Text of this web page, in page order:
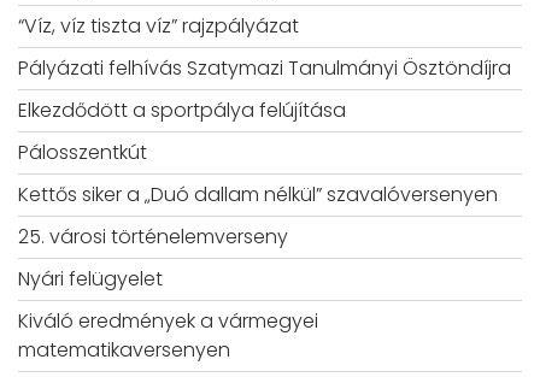
“Víz, víz tiszta víz” rajzpályázat
Pályázati felhívás Szatymazi Tanulmányi Ösztöndíjra
Elkezdődött a sportpálya felújítása
Pálosszentkút
Kettős siker a „Duó dallam nélkül” szavalóversenyen
25. városi történelemverseny
Nyári felügyelet
Kiváló eredmények a vármegyei
matematikaversenyen